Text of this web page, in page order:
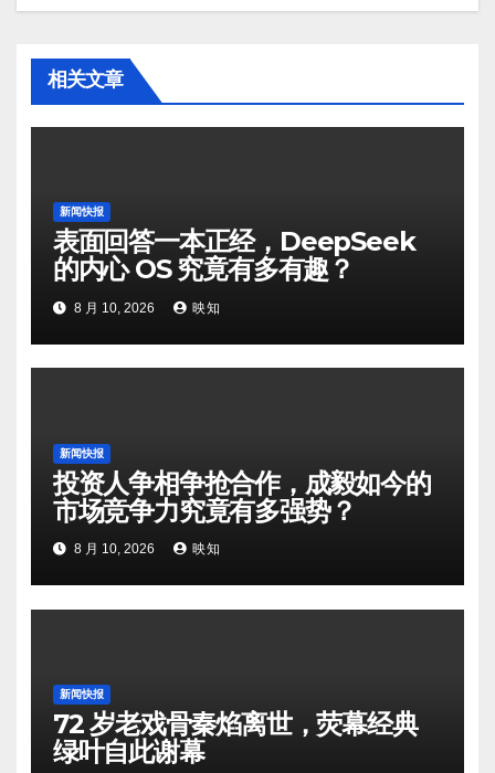
相关文章
新闻快报
表面回答一本正经，DeepSeek
的内心 OS 究竟有多有趣？
8 月 10, 2026 映知
新闻快报
投资人争相争抢合作，成毅如今的
市场竞争力究竟有多强势？
8 月 10, 2026 映知
新闻快报
72 岁老戏骨秦焰离世，荧幕经典
绿叶自此谢幕